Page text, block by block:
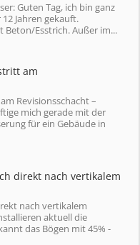
Guten Tag, ich bin ganz
Jahren gekauft.
Beton/Esstrich. Außer im...
am
Revisionsschacht –
mich gerade mit der
für ein Gebäude in
direkt nach vertikalem
nach vertikalem
aktuell die
das Bögen mit 45% -